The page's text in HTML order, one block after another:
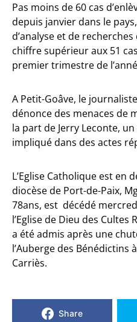
Pas moins de 60 cas
depuis janvier dans le
d’analyse et de
chiffre supérieur aux 51
premier trimestre de
A Petit-Goâve, le
dénonce des menaces de
la part de Jerry Leconte,
impliqué dans des actes
L’Eglise Catholique est en
diocèse de Port-de-Paix,
78ans, est décédé
l’Eglise de Dieu des Cultes
a été admis après une
l’Auberge des Bénédictins
Carriès.
Share